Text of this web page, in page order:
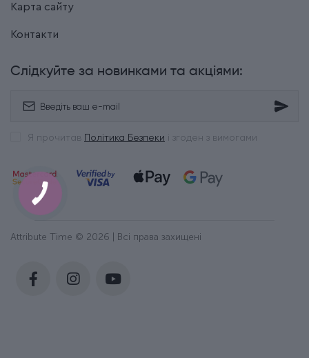
Карта сайту
Контакти
Слідкуйте за новинками та акціями:
Я прочитав Політика Безпеки і згоден з вимогами
Attribute Time © 2026 | Всі права захищені